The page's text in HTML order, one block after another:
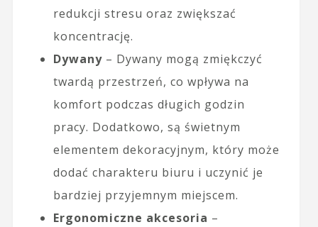
redukcji stresu oraz zwiększać
koncentrację.
Dywany– Dywany mogą zmiękczyć
twardą przestrzeń, co wpływa na
komfort podczas długich godzin
pracy. Dodatkowo, są świetnym
elementem dekoracyjnym, który może
dodać charakteru biuru i uczynić je
bardziej przyjemnym miejscem.
Ergonomiczne akcesoria –